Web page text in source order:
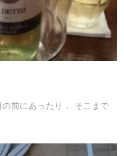
前にあったり， そこまで